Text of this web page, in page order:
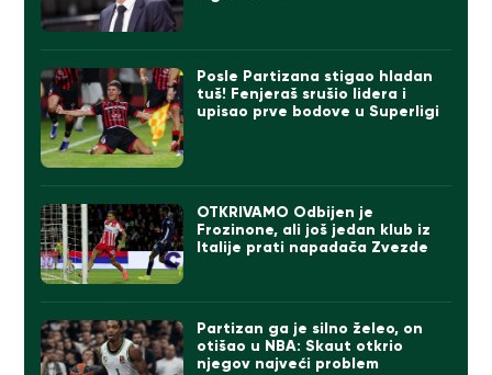
Posle Partizana stigao hladan
tuš! Fenjeraš srušio lidera i
upisao prve bodove u Superligi
OTKRIVAMO Odbijen je
Frozinone, ali još jedan klub iz
Italije prati napadača Zvezde
Partizan ga je silno želeo, on
otišao u NBA: Skaut otkrio
njegov najveći problem